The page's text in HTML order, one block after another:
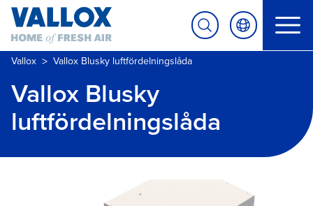
Vallox > Vallox Blusky luftfördelningslåda
Vallox Blusky
luftfördelningslåda